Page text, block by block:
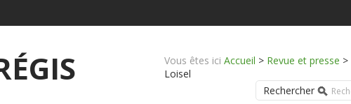
Vous êtes ici Accueil > Revue et presse >
Loisel
Rechercher